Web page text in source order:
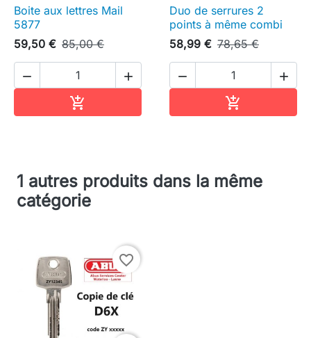
Boite aux lettres Mail
5877
59,50 € 85,00 €
 

Duo de serrures 2
points à même combi
58,99 € 78,65 €
 

1 autres produits dans la même
catégorie
favorite_border